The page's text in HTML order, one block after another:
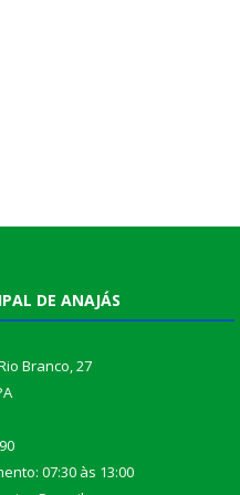
DE ANAJÁS
Branco, 27
07:30 às 13:00